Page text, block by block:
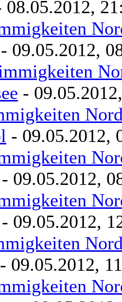
08.05.2012,
- 09.05.2012,
-
- 09.05.2012,
- 09.05.2012,
- 09.05.2012,
- 09.05.2012,